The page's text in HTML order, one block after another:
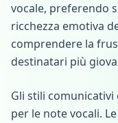
vocale, preferendo
ricchezza emotiva
comprendere la
destinatari più
Gli stili
per le note vocali.